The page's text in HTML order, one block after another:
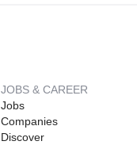
JOBS & CAREER
Jobs
Companies
Discover